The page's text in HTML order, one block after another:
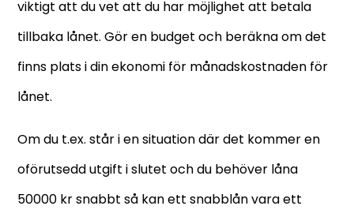
viktigt att du vet att du har möjlighet att betala
tillbaka lånet. Gör en budget och beräkna om det
finns plats i din ekonomi för månadskostnaden för
lånet.
Om du t.ex. står i en situation där det kommer en
oförutsedd utgift i slutet och du behöver låna
50000 kr snabbt så kan ett snabblån vara ett